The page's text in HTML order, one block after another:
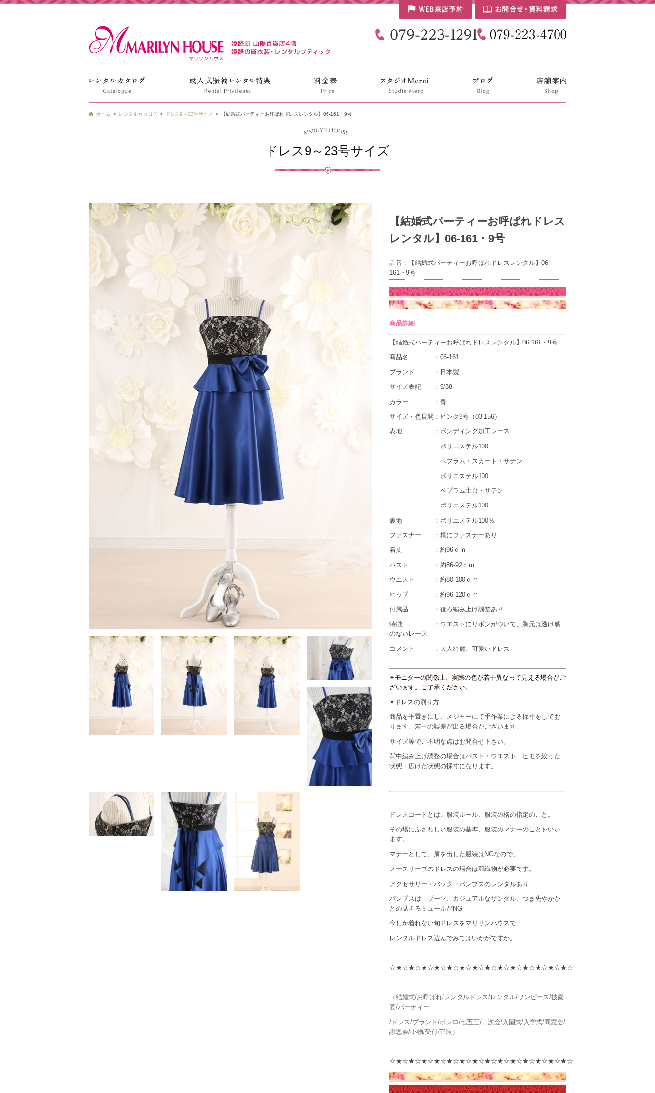
ホーム レンタルカタログ ドレス9～23号サイズ 【結婚式パーティーお呼ばれドレスレンタル】06-161・9号
ドレス9～23号サイズ
【結婚式パーティーお呼ばれドレス
レンタル】06-161・9号
品番：【結婚式パーティーお呼ばれドレスレンタル】06-
161・9号
商品詳細
【結婚式パーティーお呼ばれドレスレンタル】06-161・9号
商品名 ：06-161
ブランド ：日本製
サイズ表記 ：9/38
カラー ：青
サイズ・色展開：ピンク9号（03-156）
表地 ：ボンディング加工レース
ポリエステル100
ペプラム・スカート・サテン
ポリエステル100
ペプラム土台・サテン
ポリエステル100
裏地 ：ポリエステル100％
ファスナー ：横にファスナーあり
着丈 ：約96ｃｍ
バスト ：約86-92ｃｍ
ウエスト ：約80-100ｃｍ
ヒップ ：約96-120ｃｍ
付属品 ：後ろ編み上げ調整あり
特徴 ：ウエストにリボンがついて、胸元は透け感
のないレース
コメント ：大人綺麗、可愛いドレス
✦モニターの関係上、実際の色が若干異なって見える場合がご
ざいます。ご了承ください。
✦ドレスの測り方
商品を平置きにし、メジャーにて手作業による採寸をしてお
ります。若干の誤差が出る場合がございます。
サイズ等でご不明な点はお問合せ下さい。
背中編み上げ調整の場合はバスト・ウエスト ヒモを絞った
状態・広げた状態の採寸になります。
ドレスコードとは、服装ルール、服装の格の指定のこと。
その場にふさわしい服装の基準、服装のマナーのことをいい
ます。
マナーとして、肩を出した服装はNGなので、
ノースリーブのドレスの場合は羽織物が必要です。
アクセサリー・バック・パンプスのレンタルあり
パンプスは ブーツ、カジュアルなサンダル、つま先やかか
との見えるミュールがNG
今しか着れない旬ドレスをマリリンハウスで
レンタルドレス選んでみてはいかがですか。
☆★☆★☆★☆★☆★☆★☆★☆★☆★☆★☆★☆★☆★☆★☆
（結婚式/お呼ばれ/レンタルドレス/レンタル/ワンピース/披露
宴/パーティー
/ドレス/ブランド/ボレロ/七五三/二次会/入園式/入学式/同窓会/
謝恩会/小物/受付/正装）
☆★☆★☆★☆★☆★☆★☆★☆★☆★☆★☆★☆★☆★☆★☆